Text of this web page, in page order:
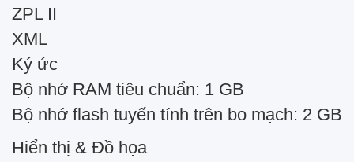
ZPL II
XML
Ký ức
Bộ nhớ RAM tiêu chuẩn: 1 GB
Bộ nhớ flash tuyến tính trên bo mạch: 2 GB
Hiển thị & Đồ họa